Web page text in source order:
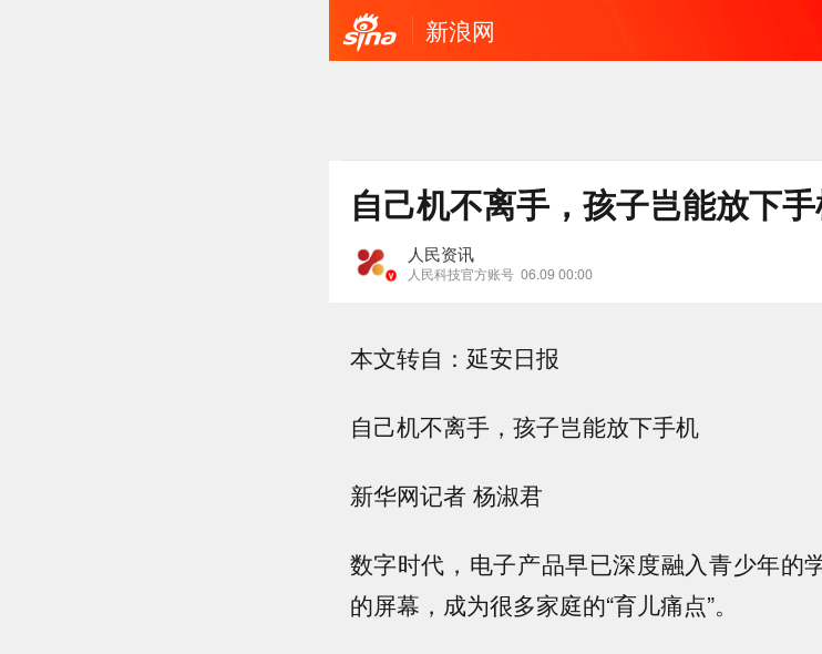
新浪网
自己机不离手，孩子岂能放下
人民资讯
人民科技官方账号 06.09 00:00
本文转自：延安日报
自己机不离手，孩子岂能放下手机
新华网记者 杨淑君
数字时代，电子产品早已深度融入青少年的
的屏幕，成为很多家庭的“育儿痛点”。